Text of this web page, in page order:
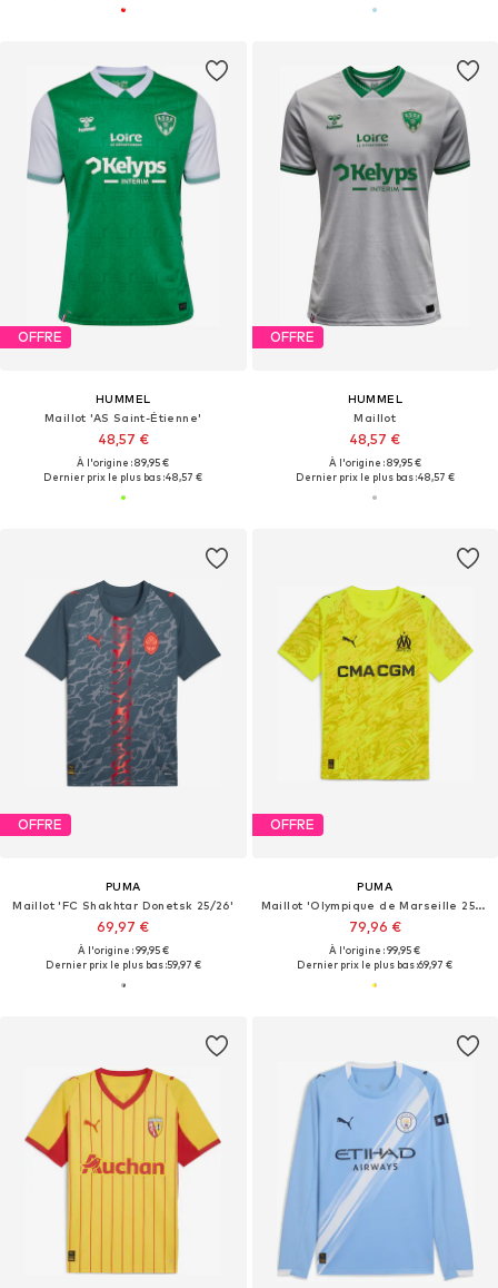
OFFRE
HUMMEL
Maillot 'AS Saint-Étienne'
48,57 €
À l'origine : 89,95 €
Dernier prix le plus bas :48,57 €
OFFRE
HUMMEL
Maillot
48,57 €
À l'origine : 89,95 €
Dernier prix le plus bas :48,57 €
OFFRE
PUMA
Maillot 'FC Shakhtar Donetsk 25/26'
69,97 €
À l'origine : 99,95 €
Dernier prix le plus bas :59,97 €
OFFRE
PUMA
Maillot 'Olympique de Marseille 25/26'
79,96 €
À l'origine : 99,95 €
Dernier prix le plus bas :69,97 €